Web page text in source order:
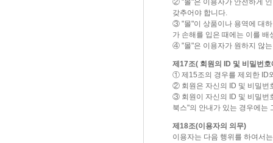
② "몰"은 이용자가 안전하게
갖추어야 합니다.
③ "몰"이 상품이나 용역에 대
가 손해를 입은 때에는 이를 배
④ "몰"은 이용자가 원하지 않
제17조( 회원의 ID 및 비밀번호
① 제15조의 경우를 제외한 ID
② 회원은 자신의 ID 및 비밀번
③ 회원이 자신의 ID 및 비밀번
북스"의 안내가 있는 경우에는
제18조(이용자의 의무)
이용자는 다음 행위를 하여서